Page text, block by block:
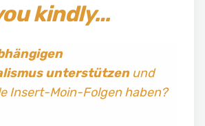
kindly…
unterstützenund
Insert-Moin-Folgen haben?